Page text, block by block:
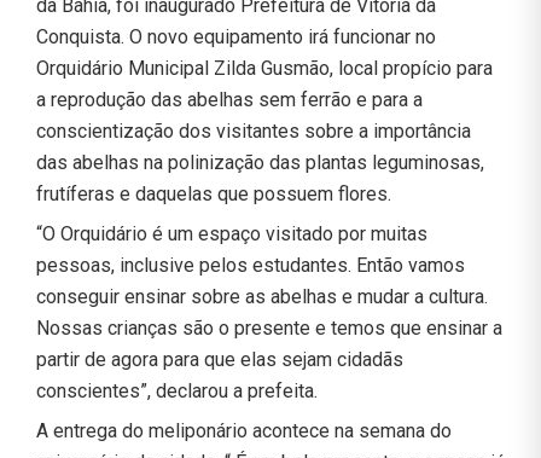
da Bahia, foi inaugurado Prefeitura de Vitória da
Conquista. O novo equipamento irá funcionar no
Orquidário Municipal Zilda Gusmão, local propício para
a reprodução das abelhas sem ferrão e para a
conscientização dos visitantes sobre a importância
das abelhas na polinização das plantas leguminosas,
frutíferas e daquelas que possuem flores.
“O Orquidário é um espaço visitado por muitas
pessoas, inclusive pelos estudantes. Então vamos
conseguir ensinar sobre as abelhas e mudar a cultura.
Nossas crianças são o presente e temos que ensinar a
partir de agora para que elas sejam cidadãs
conscientes”, declarou a prefeita.
A entrega do meliponário acontece na semana do